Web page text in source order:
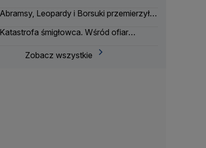
Abramsy, Leopardy i Borsuki przemierzyły
Katastrofa śmigłowca. Wśród ofiar
Zobacz wszystkie